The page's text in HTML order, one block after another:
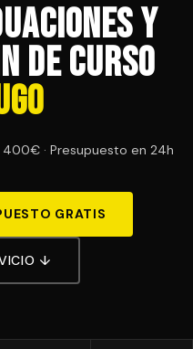
y
de Curso
400€ · Presupuesto en 24h
GRATIS
↓